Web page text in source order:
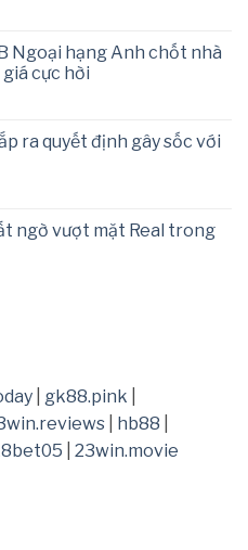
Ngoại hạng Anh chốt nhà
cực hời
ra quyết định gây sốc với
ngờ vượt mặt Real trong
gk88.pink
hb88
23win.movie